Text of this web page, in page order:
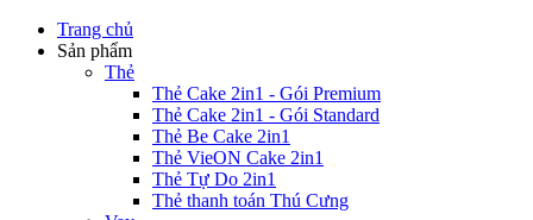
Trang chủ
Sản phẩm
Thẻ
Thẻ Cake 2in1 - Gói Premium
Thẻ Cake 2in1 - Gói Standard
Thẻ Be Cake 2in1
Thẻ VieON Cake 2in1
Thẻ Tự Do 2in1
Thẻ thanh toán Thú Cưng